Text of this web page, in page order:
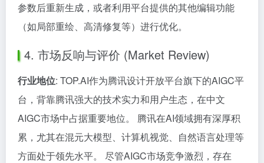
参数后重新生成，或者利用平台提供的其他编辑功能
（如局部重绘、高清修复等）进行优化。
4. 市场反响与评价 (Market Review)
行业地位: TOP.AI作为腾讯设计开放平台旗下的AIGC平
台，背靠腾讯强大的技术实力和用户生态，在中文
AIGC市场中占据重要地位。 腾讯在AI领域拥有深厚积
累，尤其在混元大模型、计算机视觉、自然语言处理等
方面处于领先水平。 尽管AIGC市场竞争激烈，存在